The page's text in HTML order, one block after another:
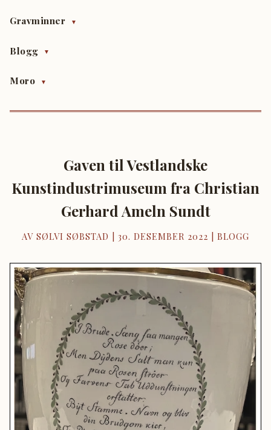
Gravminner ▼
Blogg ▼
Moro ▼
Gaven til Vestlandske
Kunstindustrimuseum fra Christian
Gerhard Ameln Sundt
AV SØLVI SØBSTAD 30. DESEMBER 2022 BLOGG